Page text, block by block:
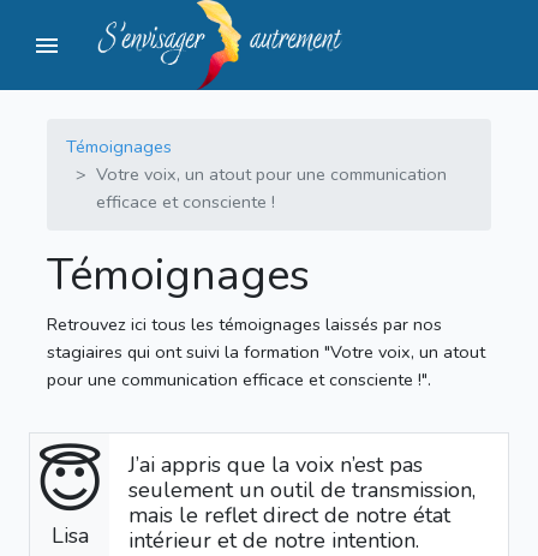
menu
Témoignages
Votre voix, un atout pour une communication
efficace et consciente !
Témoignages
Retrouvez ici tous les témoignages laissés par nos
stagiaires qui ont suivi la formation "Votre voix, un atout
pour une communication efficace et consciente !".
😇
Lisa
J’ai appris que la voix n’est pas
seulement un outil de transmission,
mais le reflet direct de notre état
intérieur et de notre intention.